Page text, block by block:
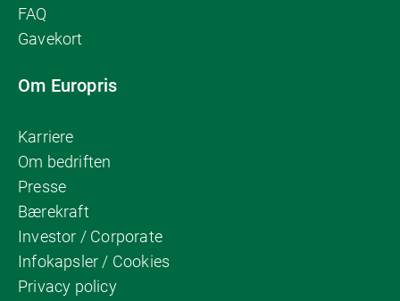
FAQ
Gavekort
Om Europris
Karriere
Om bedriften
Presse
Bærekraft
Investor / Corporate
Infokapsler / Cookies
Privacy policy